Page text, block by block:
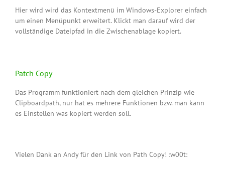
Hier wird wird das Kontextmenü im Windows-Explorer einfach
um einen Menüpunkt erweitert. Klickt man darauf wird der
vollständige Dateipfad in die Zwischenablage kopiert.
Patch Copy
Das Programm funktioniert nach dem gleichen Prinzip wie
Clipboardpath, nur hat es mehrere Funktionen bzw. man kann
es Einstellen was kopiert werden soll.
Vielen Dank an Andy für den Link von Path Copy! :w00t: